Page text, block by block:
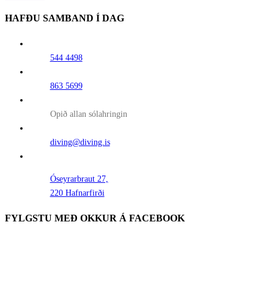
HAFÐU SAMBAND Í DAG
544 4498
863 5699
Opið allan sólahringin
diving@diving.is
Óseyrarbraut 27,
220 Hafnarfirði
FYLGSTU MEÐ OKKUR Á FACEBOOK